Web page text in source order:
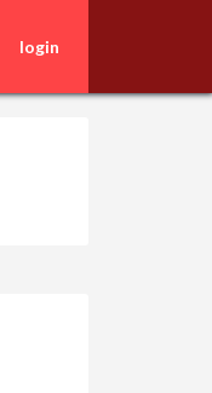
login